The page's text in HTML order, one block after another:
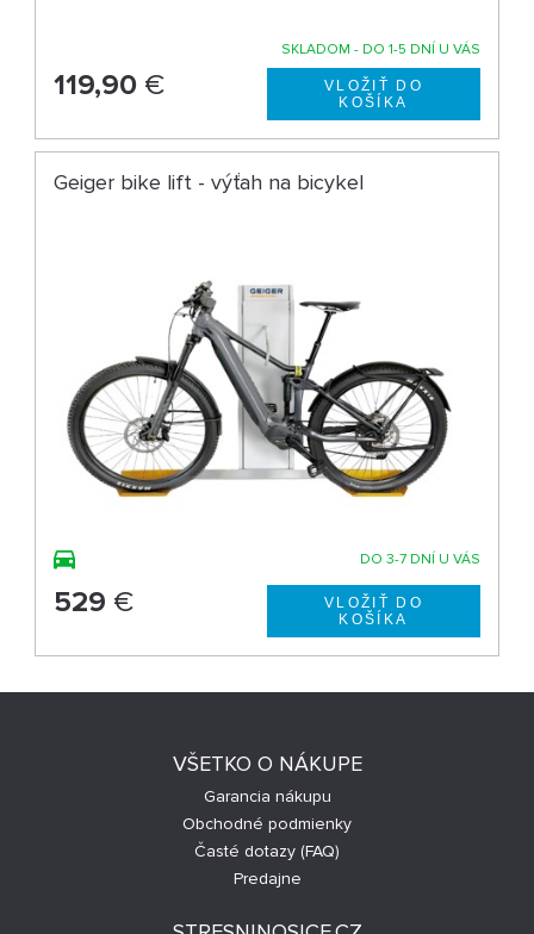
SKLADOM - DO 1-5 DNÍ U VÁS
119,90 €
Geiger bike lift - výťah na bicykel
DO 3-7 DNÍ U VÁS
529 €
VŠETKO O NÁKUPE
Garancia nákupu
Obchodné podmienky
Časté dotazy (FAQ)
Predajne